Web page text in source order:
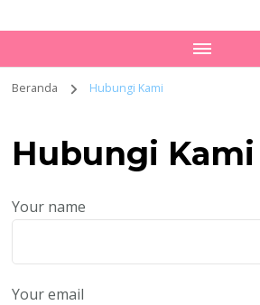
Beranda Hubungi Kami
Hubungi Kami
Your name
Your email